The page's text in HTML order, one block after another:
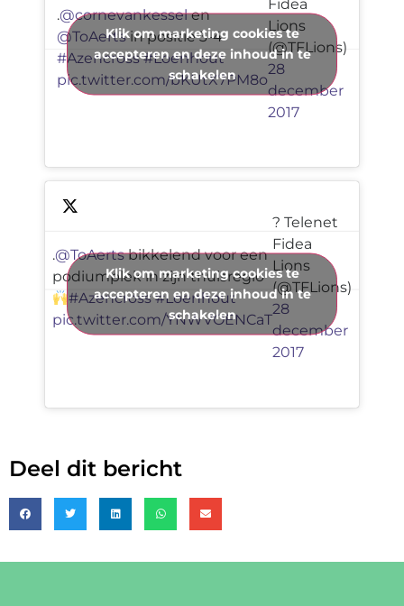
.@cornevankesselen
@ToAertsin positie 3-4
#Azencross #Loenhout
pic.twitter.com/bKUtX7PM8o
Fidea
Lions
(@TFLions)
28
december
2017
Klik om marketing cookies te
accepteren en deze inhoud in te
schakelen
.@ToAertsbikkelend voor een
podiumplek in zijn thuisregio
#Azencross #Loenhout
pic.twitter.com/YNWVOENCaT
? Telenet
Fidea
Lions
(@TFLions)
28
december
2017
Klik om marketing cookies te
accepteren en deze inhoud in te
schakelen
Deel dit bericht